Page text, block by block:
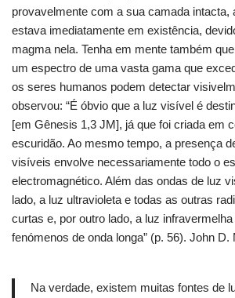
provavelmente com a sua camada intacta,
estava imediatamente em existência,
magma nela. Tenha em mente também
um espectro de uma vasta gama que
os seres humanos podem detectar
observou: “É óbvio que a luz visível é
[em Gênesis 1,3 JM], já que foi criada em
escuridão. Ao mesmo tempo, a presença
visíveis envolve necessariamente todo o
electromagnético. Além das ondas de luz
lado, a luz ultravioleta e todas as outras
curtas e, por outro lado, a luz
fenómenos de onda longa” (p. 56). John D.
Na verdade, existem muitas fontes de